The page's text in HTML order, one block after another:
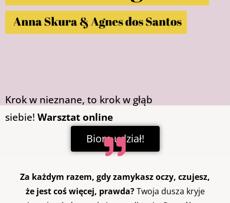
Krok w nieznane, to krokw głąb
siebie! Warsztat online
Biorę udział!
Za każdym razem, gdy zamykasz oczy, czujesz,
że jest coś więcej, prawda?Twoja dusza kryje